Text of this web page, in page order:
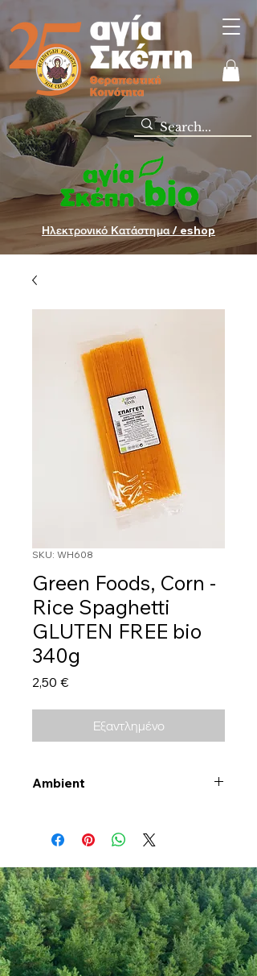
Ηλεκτρονικό Κατάστημα / eshop
SKU: WH608
Green Foods, Corn -
Rice Spaghetti
GLUTEN FREE bio
340g
2,50 €Τιμή
Εξαντλημένο
Ambient